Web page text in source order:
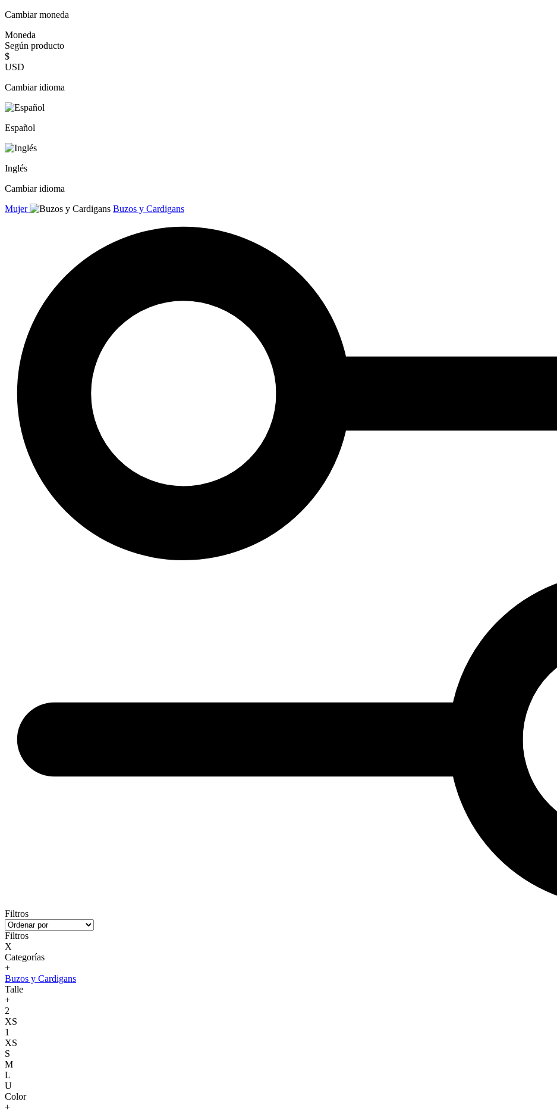
Cambiar moneda
Moneda
Según producto
$
USD
Cambiar idioma
Español
Inglés
Cambiar idioma
Mujer
Buzos y Cardigans
Filtros
Filtros
X
Categorías
+
Buzos y Cardigans
Talle
+
2
XS
1
XS
S
M
L
U
Color
+